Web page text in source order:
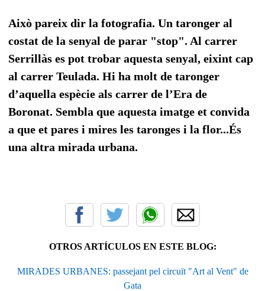
Això pareix dir la fotografia. Un taronger al
costat de la senyal de parar "stop". Al carrer
Serrillàs es pot trobar aquesta senyal, eixint cap
al carrer Teulada. Hi ha molt de taronger
d’aquella espècie als carrer de l’Era de
Boronat. Sembla que aquesta imatge et convida
a que et pares i mires les taronges i la flor...És
una altra mirada urbana.
OTROS ARTÍCULOS EN ESTE BLOG:
MIRADES URBANES: passejant pel circuït "Art al Vent" de
Gata